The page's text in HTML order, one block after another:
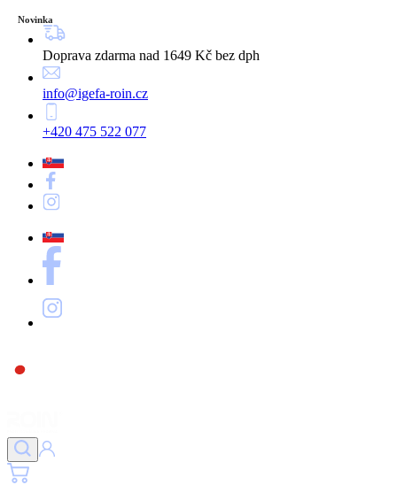
Doprava zdarma nad 1649 Kč bez dph
info@igefa-roin.cz
+420 475 522 077
Novinka